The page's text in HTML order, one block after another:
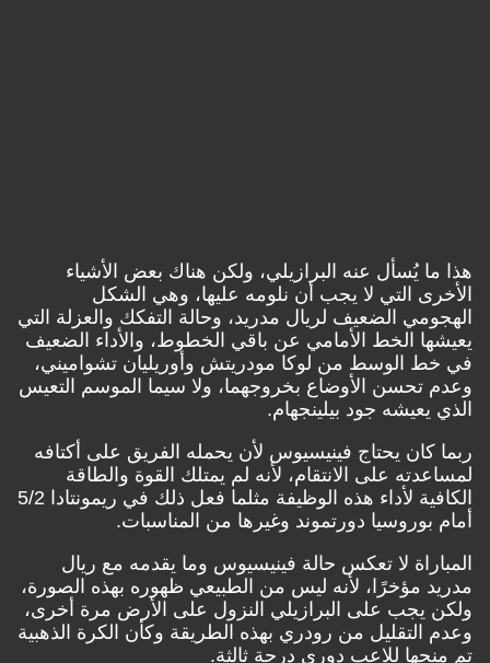
هذا ما يُسأل عنه البرازيلي، ولكن هناك بعض الأشياء
الأخرى التي لا يجب أن نلومه عليها، وهي الشكل
الهجومي الضعيف لريال مدريد، وحالة التفكك والعزلة التي
يعيشها الخط الأمامي عن باقي الخطوط، والأداء الضعيف
في خط الوسط من لوكا مودريتش وأوريليان تشواميني،
وعدم تحسن الأوضاع بخروجهما، ولا سيما الموسم التعيس
الذي يعيشه جود بيلينجهام.
ربما كان يحتاج فينيسيوس لأن يحمله الفريق على أكتافه
لمساعدته على الانتقام، لأنه لم يمتلك القوة والطاقة
الكافية لأداء هذه الوظيفة مثلما فعل ذلك في ريمونتادا 5/2
أمام بوروسيا دورتموند وغيرها من المناسبات.
المباراة لا تعكس حالة فينيسيوس وما يقدمه مع ريال
مدريد مؤخرًا، لأنه ليس من الطبيعي ظهوره بهذه الصورة،
ولكن يجب على البرازيلي النزول على الأرض مرة أخرى،
وعدم التقليل من رودري بهذه الطريقة وكأن الكرة الذهبية
تم منحها للاعب دوري درجة ثالثة.